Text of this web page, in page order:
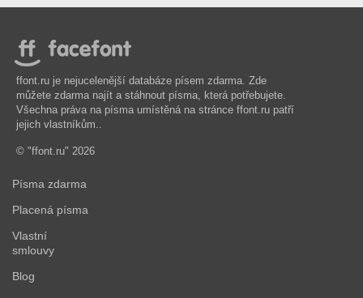
ffont.ru je nejucelenější databáze písem zdarma. Zde
můžete zdarma najít a stáhnout písma, která potřebujete.
Všechna práva na písma umístěná na stránce ffont.ru patří
jejich vlastníkům..
© "ffont.ru" 2026
Písma zdarma
Placená písma
Vlastní
smlouvy
Blog